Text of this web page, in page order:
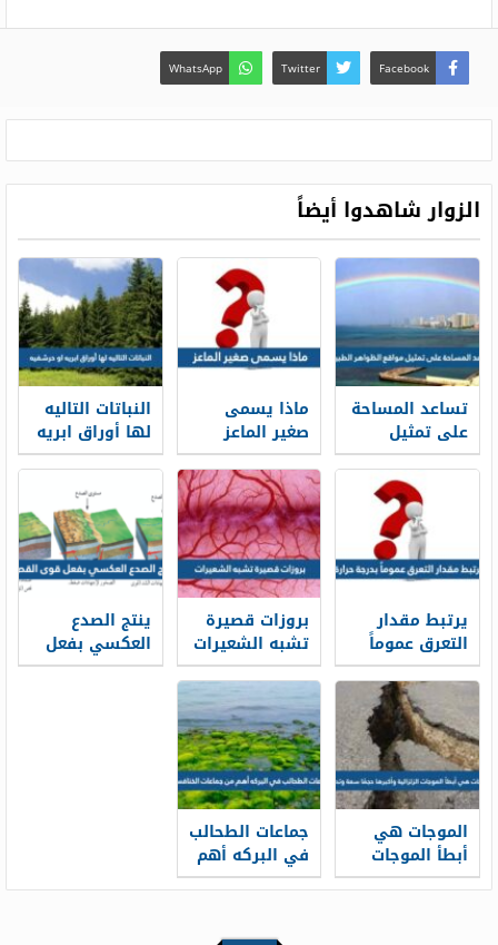
Facebook
Twitter
WhatsApp
الزوار شاهدوا أيضاً
تساعد المساحة
على تمثيل
مواقع الظواهر
الطبيعية
ماذا يسمى
صغير الماعز
النباتات التاليه
لها أوراق ابريه
او حرشفيه
يرتبط مقدار
التعرق عموماً
بدرجة حرارة
بروزات قصيرة
تشبه الشعيرات
ينتج الصدع
العكسي بفعل
قوى القص
الموجات هي
أبطأ الموجات
الزلزالية
جماعات الطحالب
في البركه أهم
من جماعات